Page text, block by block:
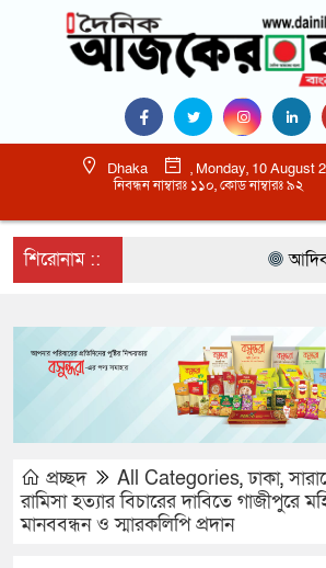
Dhaka
, Monday, 10 August
নিবন্ধন নাম্বারঃ ১১০, কোড নাম্বারঃ ৯২
শিরোনাম ::
প্রচ্ছদ All Categories,ঢাকা,
রামিসা হত্যার বিচারের দাবিতে গাজীপুরে
মানববন্ধন ও স্মারকলিপি প্রদান